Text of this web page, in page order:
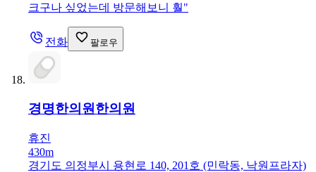
크구나 싶었는데 방문해보니 훨"
전화 팔로우
경명한의원 한의원
휴진
430m
경기도 의정부시 용현로 140, 201호 (민락동, 낙원프라자)